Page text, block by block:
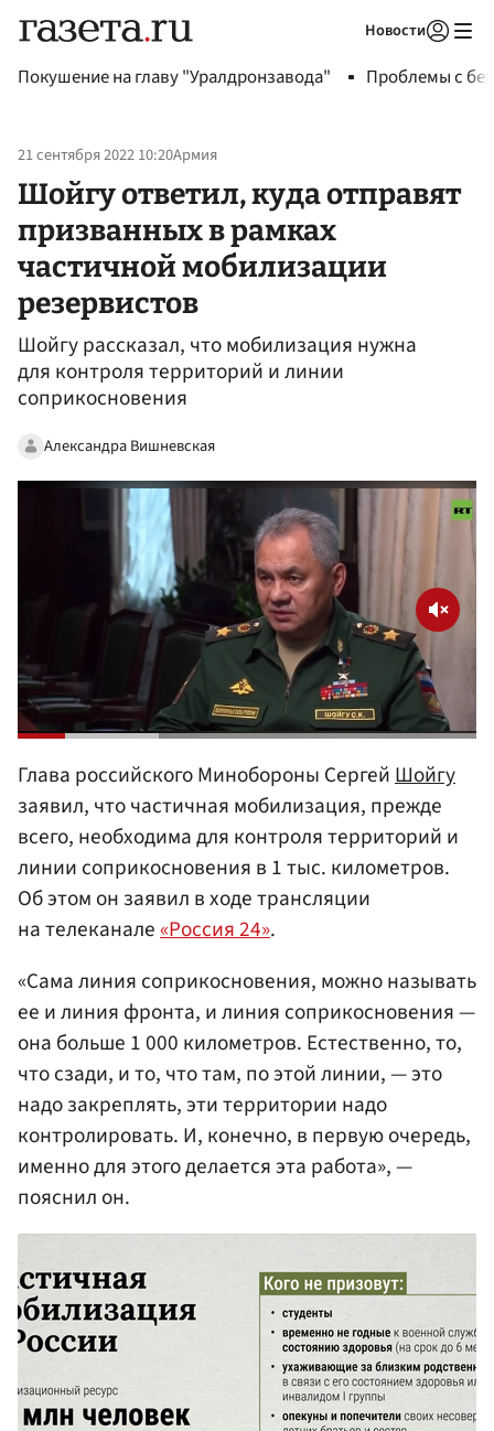
Новости
Покушение на главу "Уралдронзавода" Проблемы с
21 сентября 2022 10:20Армия
Шойгу ответил, куда отправят
призванных в рамках
частичной мобилизации
резервистов
Шойгу рассказал, что мобилизация нужна
для контроля территорий и линии
соприкосновения
Александра Вишневская
Глава российского Минобороны СергейШойгу
заявил, что частичная мобилизация, прежде
всего, необходима для контроля территорий и
линии соприкосновения в 1 тыс. километров.
Об этом он заявил в ходе трансляции
на телеканале«Россия 24».
«Сама линия соприкосновения, можно называть
ее и линия фронта, и линия соприкосновения —
она больше 1 000 километров. Естественно, то,
что сзади, и то, что там, по этой линии, — это
надо закреплять, эти территории надо
контролировать. И, конечно, в первую очередь,
именно для этого делается эта работа», —
пояснил он.